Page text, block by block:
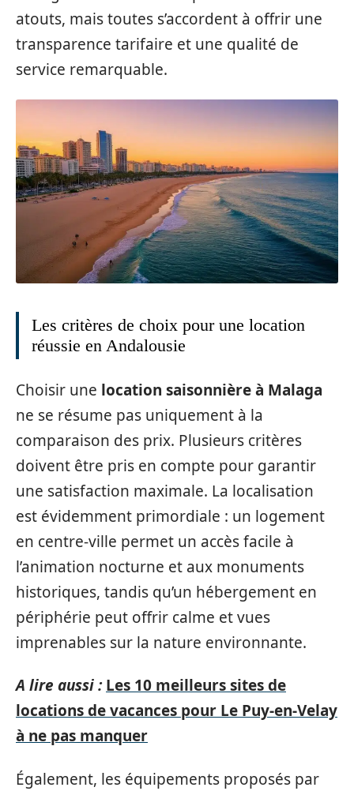
atouts, mais toutes s’accordent à offrir une
transparence tarifaire et une qualité de
service remarquable.
Les critères de choix pour une location
réussie en Andalousie
Choisir une location saisonnière à Malaga
ne se résume pas uniquement à la
comparaison des prix. Plusieurs critères
doivent être pris en compte pour garantir
une satisfaction maximale. La localisation
est évidemment primordiale : un logement
en centre-ville permet un accès facile à
l’animation nocturne et aux monuments
historiques, tandis qu’un hébergement en
périphérie peut offrir calme et vues
imprenables sur la nature environnante.
A lire aussi : Les 10 meilleurs sites de
locations de vacances pour Le Puy-en-Velay
à ne pas manquer
Également, les équipements proposés par